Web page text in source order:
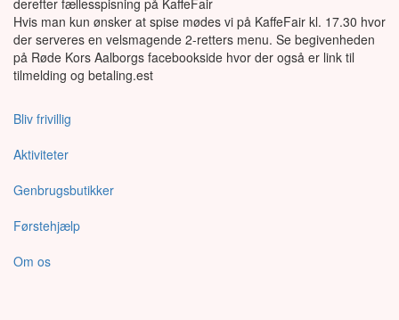
derefter fællesspisning på KaffeFair
Hvis man kun ønsker at spise mødes vi på KaffeFair kl. 17.30 hvor
der serveres en velsmagende 2-retters menu. Se begivenheden
på Røde Kors Aalborgs facebookside hvor der også er link til
tilmelding og betaling.est
Bliv frivillig
Aktiviteter
Genbrugsbutikker
Førstehjælp
Om os